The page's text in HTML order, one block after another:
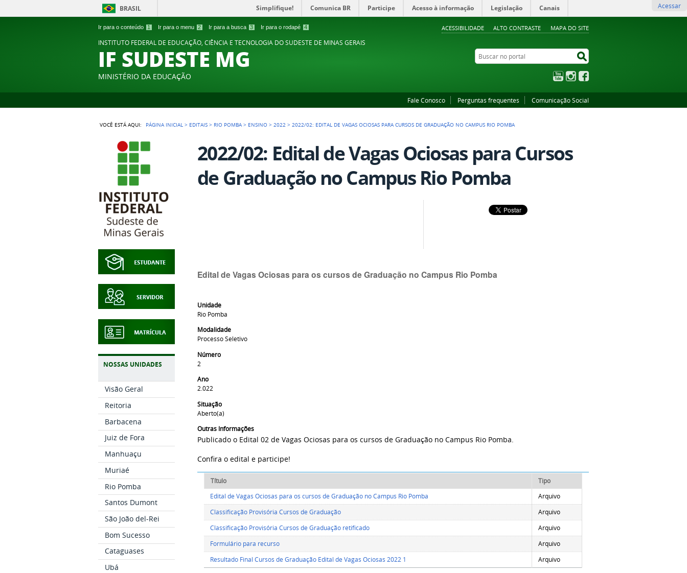
Ir para o conteúdo 1 Ir para o menu 2 Ir para a busca 3 Ir para o rodapé 4 ACESSIBILIDADE ALTO CONTRASTE MAPA DO SITE
BRASIL Simplifique! Comunica BR Participe Acesso à informação Legislação Canais Acessar
INSTITUTO FEDERAL DE EDUCAÇÃO, CIÊNCIA E TECNOLOGIA DO SUDESTE DE MINAS GERAIS
IF SUDESTE MG
MINISTÉRIO DA EDUCAÇÃO
Buscar no portal
YouTubeInstagram
Fale Conosco Perguntas frequentes Comunicação Social
VOCÊ ESTÁ AQUI: PÁGINA INICIAL > EDITAIS > RIO POMBA > ENSINO >2022 >2022/02: EDITAL DE VAGAS OCIOSAS PARA CURSOS DE GRADUAÇÃO NO CAMPUS RIO POMBA
NOSSAS UNIDADES
Visão Geral
Reitoria
Barbacena
Juiz de Fora
Manhuaçu
Muriaé
Rio Pomba
Santos Dumont
São João del-Rei
Bom Sucesso
Cataguases
Ubá
2022/02: Edital de Vagas Ociosas para Cursos
de Graduação no Campus Rio Pomba
Edital de Vagas Ociosas para os cursos de Graduação no Campus Rio Pomba
Unidade
Rio Pomba
Modalidade
Processo Seletivo
Número
2
Ano
2.022
Situação
Aberto(a)
Outras Informações
Publicado o Edital 02 de Vagas Ociosas para os cursos de Graduação no Campus Rio Pomba.
Confira o edital e participe!
Título
Tipo
Edital de Vagas Ociosas para os cursos de Graduação no Campus Rio Pomba
Arquivo
Classificação Provisória Cursos de Graduação
Arquivo
Classificação Provisória Cursos de Graduação retificado
Arquivo
Formulário para recurso
Arquivo
Resultado Final Cursos de Graduação Edital de Vagas Ociosas 2022 1
Arquivo